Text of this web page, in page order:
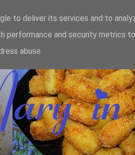
to deliver its services and to
performance and security metrics
abuse.